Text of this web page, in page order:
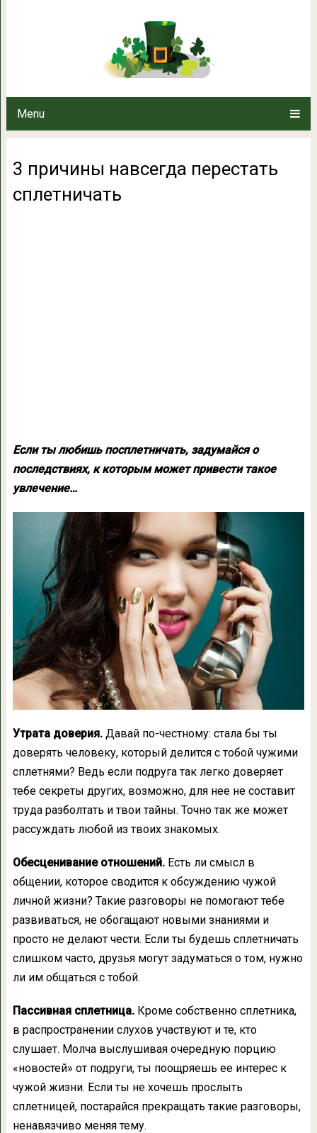
Menu
3 причины навсегда
3 причины навсегда перестать
сплетничать
Если ты любишь посплетничать, задумайся о
последствиях, к которым может привести такое
увлечение…
Утрата доверия.Давай по-честному: стала бы ты
доверять человеку, который делится с тобой чужими
сплетнями? Ведь если подруга так легко доверяет
тебе секреты других, возможно, для нее не составит
труда разболтать и твои тайны. Точно так же может
рассуждать любой из твоих знакомых.
Обесценивание отношений.Есть ли смысл в
общении, которое сводится к обсуждению чужой
личной жизни? Такие разговоры не помогают тебе
развиваться, не обогащают новыми знаниями и
просто не делают чести. Если ты будешь сплетничать
слишком часто, друзья могут задуматься о том, нужно
ли им общаться с тобой.
Пассивная сплетница.Кроме собственно сплетника,
в распространении слухов участвуют и те, кто
слушает. Молча выслушивая очередную порцию
«новостей» от подруги, ты поощряешь ее интерес к
чужой жизни. Если ты не хочешь прослыть
сплетницей, постарайся прекращать такие разговоры,
ненавязчиво меняя тему.